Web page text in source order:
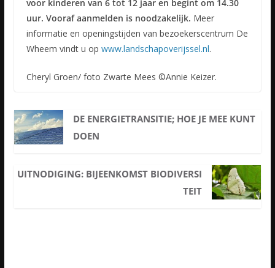
voor kinderen van 6 tot 12 jaar en begint om 14.30
uur. Vooraf aanmelden is noodzakelijk. Meer
informatie en openingstijden van bezoekerscentrum De
Wheem vindt u op www.landschapoverijssel.nl.
Cheryl Groen/ foto Zwarte Mees ©Annie Keizer.
DE ENERGIETRANSITIE; HOE JE MEE KUNT
DOEN
UITNODIGING: BIJEENKOMST BIODIVERSI
TEIT